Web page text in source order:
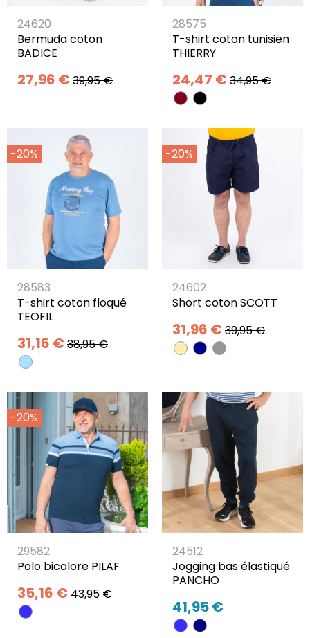
24620
Bermuda coton
BADICE
27,96 € 39,95 €
28575
T-shirt coton tunisien
THIERRY
24,47 € 34,95 €
-20%
28583
T-shirt coton floqué
TEOFIL
31,16 € 38,95 €
-20%
24602
Short coton SCOTT
31,96 € 39,95 €
-20%
29582
Polo bicolore PILAF
35,16 € 43,95 €
24512
Jogging bas élastiqué
PANCHO
41,95 €